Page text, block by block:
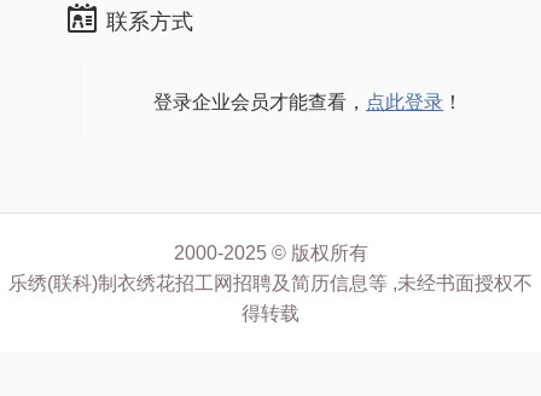
联系方式
登录企业会员才能查看， 点此登录 ！
2000-2025 © 版权所有
乐绣(联科)制衣绣花招工网招聘及简历信息等 ,未经书面授权不
得转载